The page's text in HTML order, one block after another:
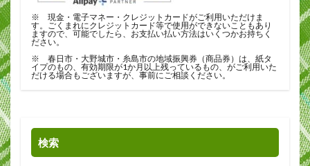
※ 現金・電子マネー・クレジットカードがご利用いただけま
す。ごくまれにクレジットカード等で使用ができないこともあり
ますので、可能でしたら、お支払い払い方法はいくつかお持ちく
ださい。
※ 春日市・大野城市・糸島市の地域振興券（商品券）は、紙タ
イプのもの、有効期限が1か月以上残っているもの、がご利用いた
だける場合もございますが、事前にご相談ください。
検索